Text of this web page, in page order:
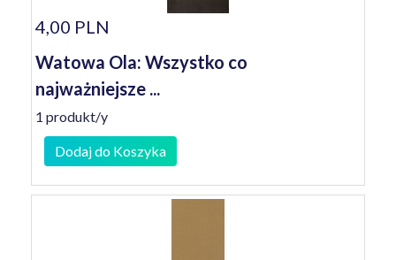
4,00 PLN
Watowa Ola: Wszystko co
najważniejsze ...
1 produkt/y
Dodaj do Koszyka